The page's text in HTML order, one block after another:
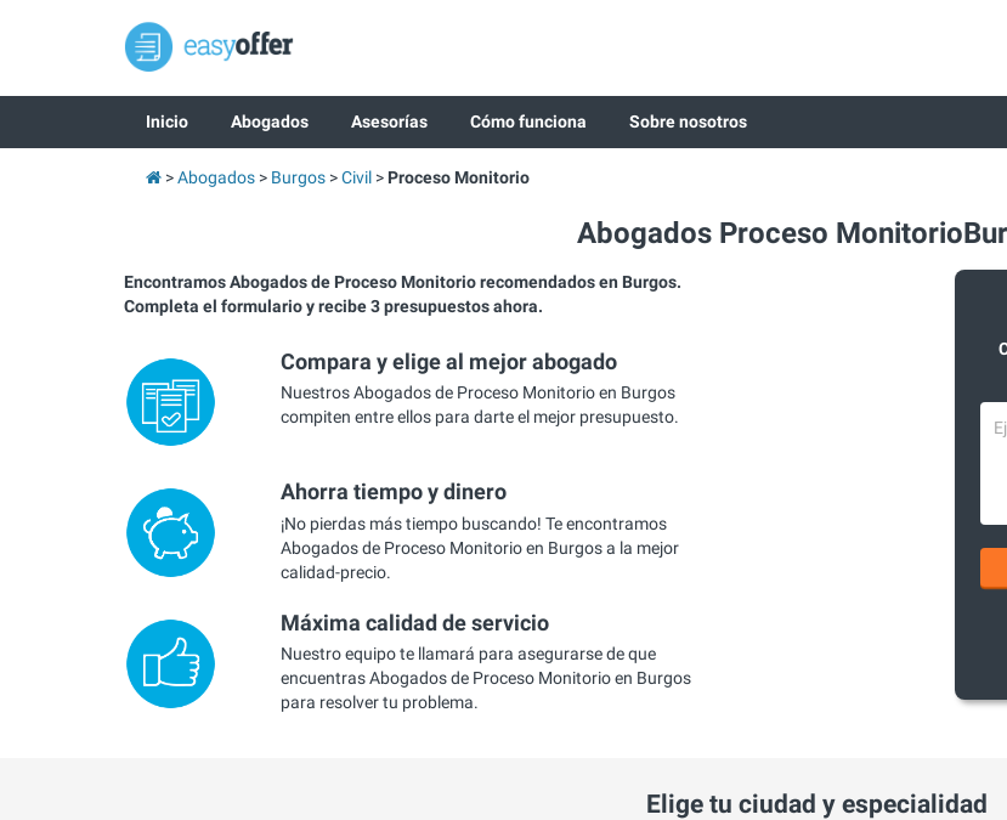
Inicio Abogados Asesorías Cómo funciona Sobre nosotros
Abogados Burgos Civil Proceso Monitorio
Abogados Proceso
Encontramos Abogados de Proceso Monitorio recomendados en Burgos.
Completa el formulario y recibe 3 presupuestos ahora.
Compara y elige al mejor abogado
Nuestros Abogados de Proceso Monitorio en Burgos
compiten entre ellos para darte el mejor presupuesto.
Ahorra tiempo y dinero
¡No pierdas más tiempo buscando! Te encontramos
Abogados de Proceso Monitorio en Burgos a la mejor
calidad-precio.
Máxima calidad de servicio
Nuestro equipo te llamará para asegurarse de que
encuentras Abogados de Proceso Monitorio en Burgos
para resolver tu problema.
Elige tu ciudad y especialidad